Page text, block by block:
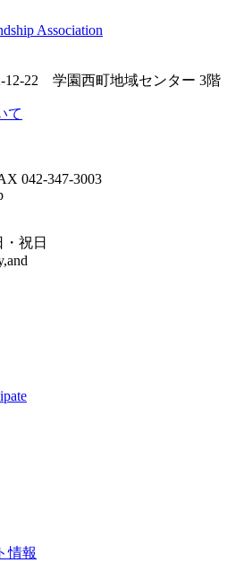
Association
12-22 学園西町地域センター 3階
て
042-347-3003
祝日
情報